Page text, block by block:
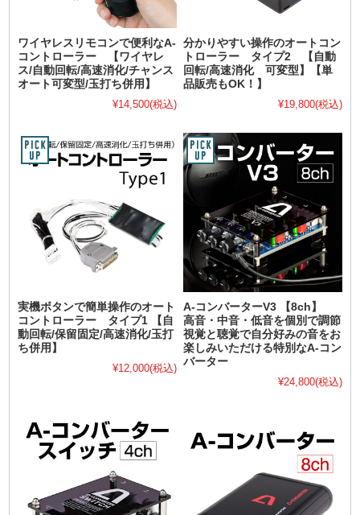
ワイヤレスリモコンで便利なA-
コントローラー 【ワイヤレ
ス/自動回転/高速消化/チャンス
オート可変型/玉打ち併用】
¥14,500(税込)
分かりやすい操作のオートコン
トローラー タイプ2 【自動
回転/高速消化 可変型】【単
品販売もOK！】
¥19,800(税込)
実機ボタンで簡単操作のオート
コントローラー タイプ1 【自
動回転/保留固定/高速消化/玉打
ち併用】
¥12,000(税込)
A-コンバーターV3 【8ch】
高音・中音・低音を個別で調節
視覚と聴覚で自分好みの音をお
楽しみいただける特別なA-コン
バーター
¥24,800(税込)